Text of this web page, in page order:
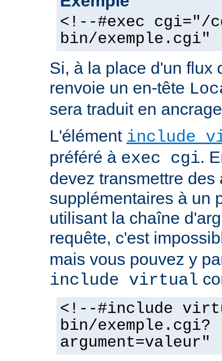
<!--#exec cgi="/
bin/exemple.cgi"
Si, à la place d'un flux
renvoie un en-tête
sera traduit en
L'élément include
préféré à exec cgi.
devez transmettre des
supplémentaires à un
utilisant la chaîne
requête, c'est
mais vous pouvez y
include virtual
<!--#include
bin/exemple.cgi?
argument=valeur"